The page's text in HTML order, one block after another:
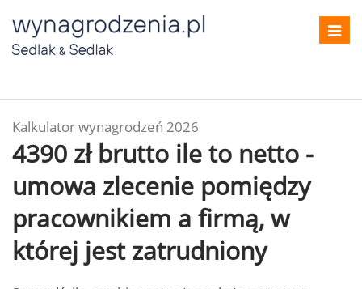
Kalkulator wynagrodzeń 2026
4390 zł brutto ile to netto -
umowa zlecenie pomiędzy
pracownikiem a firmą, w
której jest zatrudniony